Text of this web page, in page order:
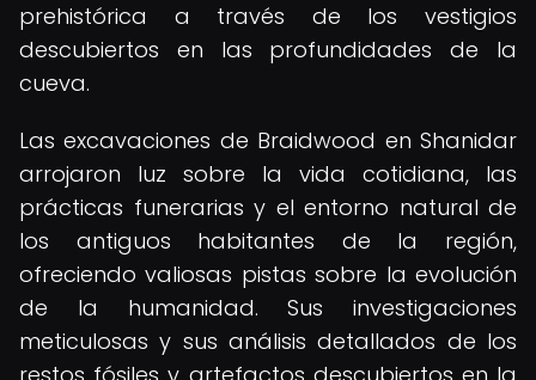
prehistórica a través de los vestigios
descubiertos en las profundidades de la
cueva.
Las excavaciones de Braidwood en Shanidar
arrojaron luz sobre la vida cotidiana, las
prácticas funerarias y el entorno natural de
los antiguos habitantes de la región,
ofreciendo valiosas pistas sobre la evolución
de la humanidad. Sus investigaciones
meticulosas y sus análisis detallados de los